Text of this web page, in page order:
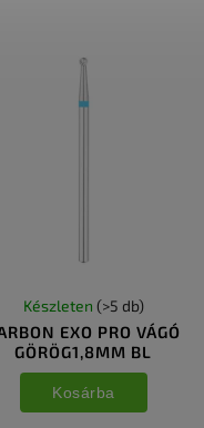
EXO PRO VÁGÓ
GÖRÖG1,8MM BL
Készleten (>5 db)
Kosárba